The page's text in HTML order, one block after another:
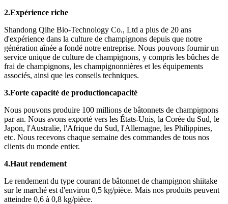
2.Expérience riche
Shandong Qihe Bio-Technology Co., Ltd a plus de 20 ans
d'expérience dans la culture de champignons depuis que notre
génération aînée a fondé notre entreprise. Nous pouvons fournir un
service unique de culture de champignons, y compris les bûches de
frai de champignons, les champignonnières et les équipements
associés, ainsi que les conseils techniques.
3.Forte capacité de productioncapacité
Nous pouvons produire 100 millions de bâtonnets de champignons
par an. Nous avons exporté vers les États-Unis, la Corée du Sud, le
Japon, l'Australie, l'Afrique du Sud, l'Allemagne, les Philippines,
etc. Nous recevons chaque semaine des commandes de tous nos
clients du monde entier.
4.Haut rendement
Le rendement du type courant de bâtonnet de champignon shiitake
sur le marché est d'environ 0,5 kg/pièce. Mais nos produits peuvent
atteindre 0,6 à 0,8 kg/pièce.